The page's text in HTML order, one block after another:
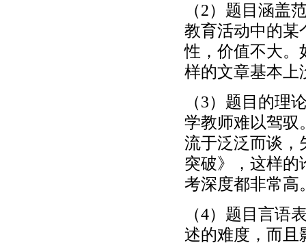
（2）题目涵盖
教育活动中的某
性，价值不大。
样的文章基本上
（3）题目的理
学教师难以驾驭
流于泛泛而谈，
突破》，这样的
考深度都非常高
（4）题目言语
述的难度，而且